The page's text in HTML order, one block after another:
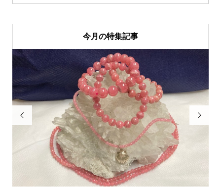
今月の特集記事
 